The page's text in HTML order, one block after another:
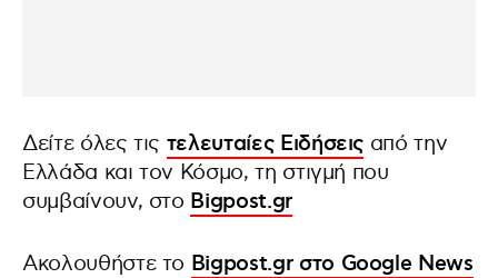
Δείτε όλες τις τελευταίες Ειδήσεις από την
Ελλάδα και τον Κόσμο, τη στιγμή που
συμβαίνουν, στο Bigpost.gr
Ακολουθήστε το Bigpost.gr στο Google News